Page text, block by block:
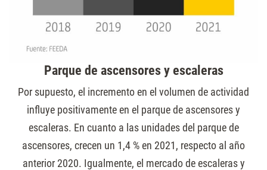
Parque de ascensores y escaleras
Por supuesto, el incremento en el volumen de actividad
influye positivamente en el parque de ascensores y
escaleras. En cuanto a las unidades del parque de
ascensores, crecen un 1,4 % en 2021, respecto al año
anterior 2020. Igualmente, el mercado de escaleras y